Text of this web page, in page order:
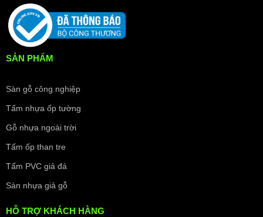
SẢN PHẨM
Sàn gỗ công nghiệp
Tấm nhựa ốp tường
Gỗ nhựa ngoài trời
Tấm ốp than tre
Tấm PVC giả đá
Sàn nhựa giả gỗ
HỖ TRỢ KHÁCH HÀNG